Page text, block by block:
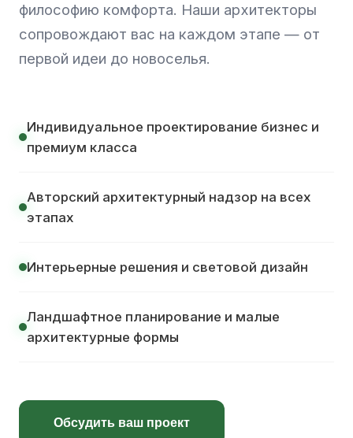
философию комфорта. Наши архитекторы
сопровождают вас на каждом этапе — от
первой идеи до новоселья.
Индивидуальное проектирование бизнес и
премиум класса
Авторский архитектурный надзор на всех
этапах
Интерьерные решения и световой дизайн
Ландшафтное планирование и малые
архитектурные формы
Обсудить ваш проект